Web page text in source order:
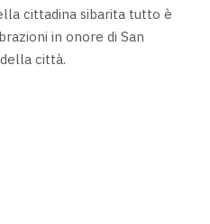
cittadina sibarita tutto è
in onore di San
città.